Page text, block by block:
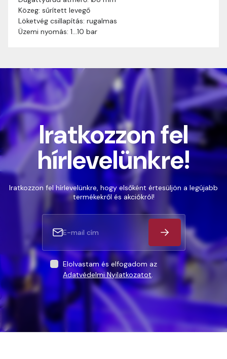
Közeg: sűrített levegő
Löketvég csillapítás: rugalmas
Üzemi nyomás: 1…10 bar
mielőtt a rendelést véglegesítitek.
Iratkozzon fel
hírlevelünkre!
Iratkozzon fel hírlevelünkre, hogy elsőként értesüljön a legújabb
termékekről és akciókról!
Elolvastam és elfogadom az
Adatvédelmi Nyilatkozatot.